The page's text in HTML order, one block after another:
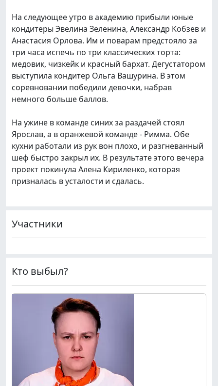
На следующее утро в академию прибыли юные
кондитеры Эвелина Зеленина, Александр Кобзев и
Анастасия Орлова. Им и поварам предстояло за
три часа испечь по три классических торта:
медовик, чизкейк и красный бархат. Дегустатором
выступила кондитер Ольга Вашурина. В этом
соревновании победили девочки, набрав
немного больше баллов.
На ужине в команде синих за раздачей стоял
Ярослав, а в оранжевой команде - Римма. Обе
кухни работали из рук вон плохо, и разгневанный
шеф быстро закрыл их. В результате этого вечера
проект покинула Алена Кириленко, которая
призналась в усталости и сдалась.
Участники
Кто выбыл?